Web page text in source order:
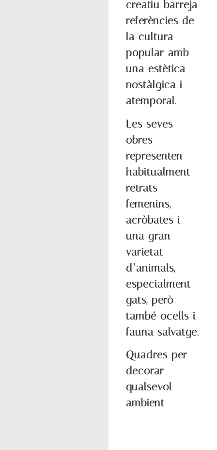
creatiu barreja
referències de
la cultura
popular amb
una estètica
nostàlgica i
atemporal.
Les seves
obres
representen
habitualment
retrats
femenins,
acròbates i
una gran
varietat
d’animals,
especialment
gats, però
també ocells i
fauna salvatge.
Quadres per
decorar
qualsevol
ambient